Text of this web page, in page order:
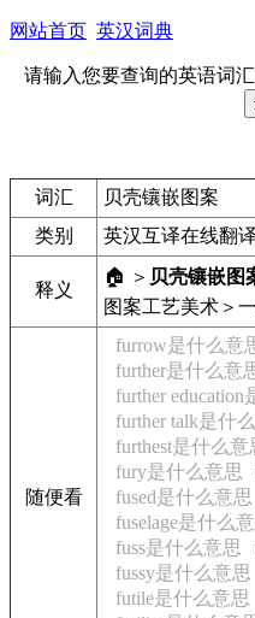
网站首页 英汉词典
请输入您要查询的英语词汇
词汇
贝壳镶嵌图案
类别
英汉互译在线翻
释义
🏠 ＞ 贝壳镶嵌图
图案工艺美术＞
随便看
furrow是什么意
further是什么意
further education
further talk是什
furthest是什么意
fury是什么意思
fused是什么意思
fuselage是什么
fuss是什么意思
fussy是什么意思
futile是什么意思